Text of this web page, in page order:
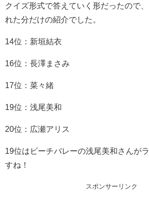
クイズ形式で答えていく形だったので
れた分だけの紹介でした。
14位：新垣結衣
16位：長澤まさみ
17位：菜々緒
19位：浅尾美和
20位：広瀬アリス
19位はビーチバレーの浅尾美和さんが
すね！
スポンサーリンク